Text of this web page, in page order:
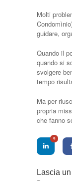
Molti
guidare,
Quando il
quando si
svolgere
tempo
Ma per
propria
che fanno
0
Lascia